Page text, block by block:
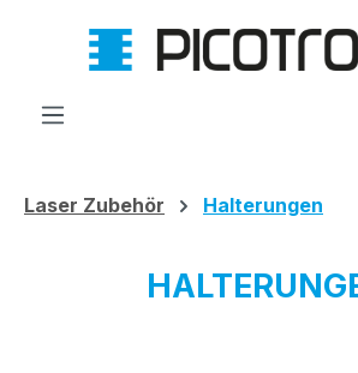
Zum Hauptinhalt springen
Laser Zubehör Halterungen